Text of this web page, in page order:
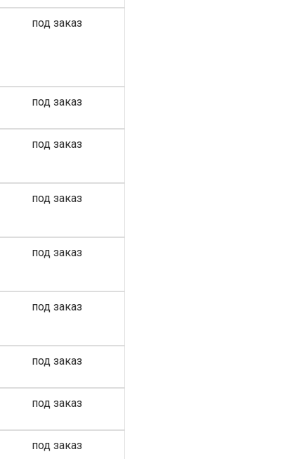
под заказ
под заказ
под заказ
под заказ
под заказ
под заказ
под заказ
под заказ
под заказ